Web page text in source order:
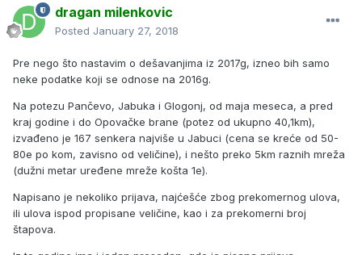
dragan milenkovic
Posted January 27, 2018
Pre nego što nastavim o dešavanjima iz 2017g, izneo bih samo
neke podatke koji se odnose na 2016g.
Na potezu Pančevo, Jabuka i Glogonj, od maja meseca, a pred
kraj godine i do Opovačke brane (potez od ukupno 40,1km),
izvađeno je 167 senkera najviše u Jabuci (cena se kreće od 50-
80e po kom, zavisno od veličine), i nešto preko 5km raznih mreža
(dužni metar uređene mreže košta 1e).
Napisano je nekoliko prijava, najćešće zbog prekomernog ulova,
ili ulova ispod propisane veličine, kao i za prekomerni broj
štapova.